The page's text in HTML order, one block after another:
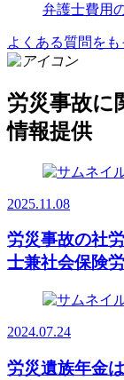
弁護士費用
よくある質問をも
労災事故に
情報提供
2025.11.08
労災事故の社
士兼社会保険
2024.07.24
労災遺族年金